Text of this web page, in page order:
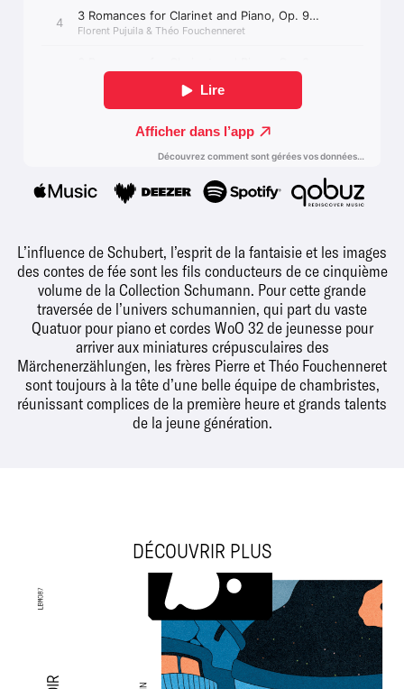
L’influence de Schubert, l’esprit de la fantaisie et les images
des contes de fée sont les fils conducteurs de ce cinquième
volume de la Collection Schumann. Pour cette grande
traversée de l’univers schumannien, qui part du vaste
Quatuor pour piano et cordes WoO 32 de jeunesse pour
arriver aux miniatures crépusculaires des
Märchenerzählungen, les frères Pierre et Théo Fouchenneret
sont toujours à la tête d’une belle équipe de chambristes,
réunissant complices de la première heure et grands talents
de la jeune génération.
DÉCOUVRIR PLUS